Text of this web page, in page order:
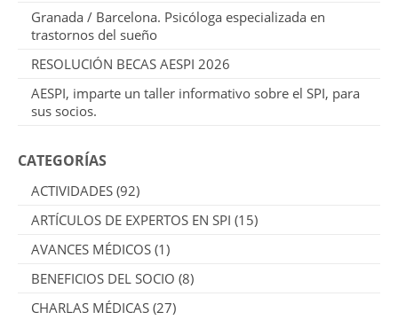
Granada / Barcelona. Psicóloga especializada en
trastornos del sueño
RESOLUCIÓN BECAS AESPI 2026
AESPI, imparte un taller informativo sobre el SPI, para
sus socios.
CATEGORÍAS
ACTIVIDADES (92)
ARTÍCULOS DE EXPERTOS EN SPI (15)
AVANCES MÉDICOS (1)
BENEFICIOS DEL SOCIO (8)
CHARLAS MÉDICAS (27)